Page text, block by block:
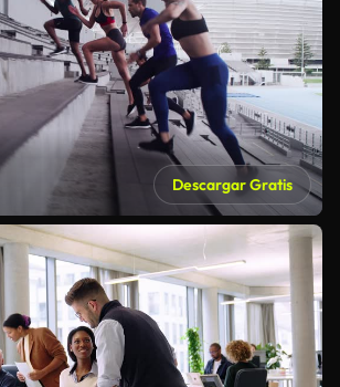
Descargar Gratis